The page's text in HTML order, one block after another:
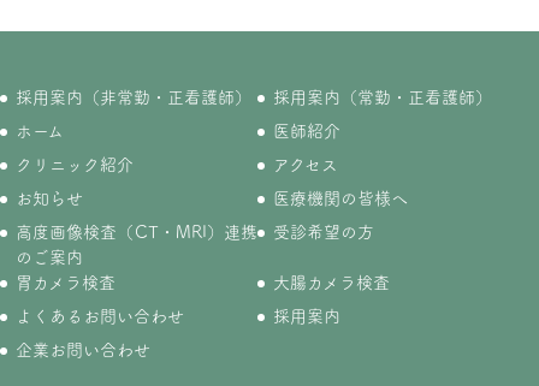
採用案内（非常勤・正看護師）
採用案内（常勤・正看護師）
ホーム
医師紹介
クリニック紹介
アクセス
お知らせ
医療機関の皆様へ
高度画像検査（CT・MRI）連携
のご案内
受診希望の方
胃カメラ検査
大腸カメラ検査
よくあるお問い合わせ
採用案内
企業お問い合わせ